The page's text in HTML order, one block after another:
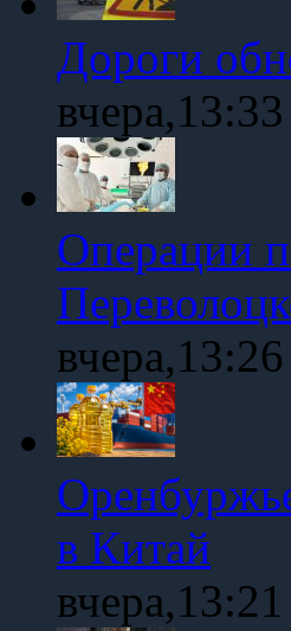
Дороги
вчера,13:33
Операции
вчера,13:26
в Китай
вчера,13:21